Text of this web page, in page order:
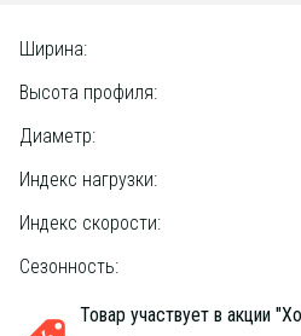
Ширина:
Высота профиля:
Диаметр:
Индекс нагрузки:
Индекс скорости:
Сезонность:
Товар участвует в акции